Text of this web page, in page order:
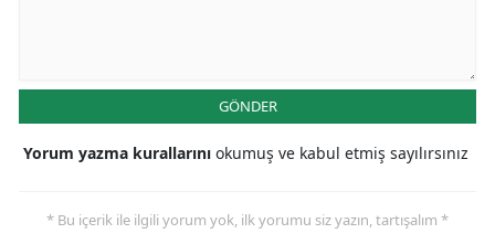
GÖNDER
Yorum yazma kurallarını okumuş ve kabul etmiş sayılırsınız
* Bu içerik ile ilgili yorum yok, ilk yorumu siz yazın, tartışalım *